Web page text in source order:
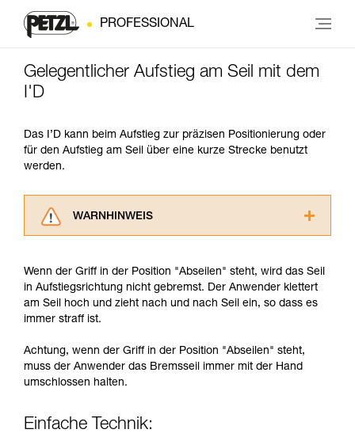
PROFESSIONAL
Gelegentlicher Aufstieg am Seil mit dem
I'D
Das I’D kann beim Aufstieg zur präzisen Positionierung oder
für den Aufstieg am Seil über eine kurze Strecke benutzt
werden.
WARNHINWEIS
aufmerksam durch, bevor Sie diesen zu Rate
ziehen. Um diese Zusatzinformationen
verstehen zu können, müssen Sie zuerst die in
der Gebrauchsanweisung enthaltenen
Die Beherrschung dieser Techniken setzt eine
entsprechende Ausbildung und ein spezielles
Training voraus. Prüfen Sie zusammen mit
Vorgang alleine sicher zu wiederholen, bevor
Wenn der Griff in der Position "Abseilen" steht, wird das Seil
in Aufstiegsrichtung nicht gebremst. Der Anwender klettert
am Seil hoch und zieht nach und nach Seil ein, so dass es
immer straff ist.
Achtung, wenn der Griff in der Position "Abseilen" steht,
muss der Anwender das Bremsseil immer mit der Hand
umschlossen halten.
Einfache Technik: